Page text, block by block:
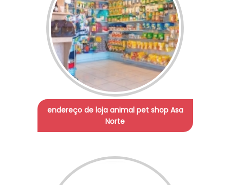
endereço de loja animal pet shop Asa
Norte